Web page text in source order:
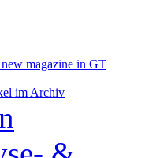
magazine in GT
im Archiv